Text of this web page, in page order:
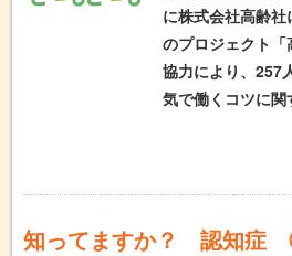
に株式会社高齢
のプロジェクト
協力により、257
気で働くコツに
知ってますか？ 認知